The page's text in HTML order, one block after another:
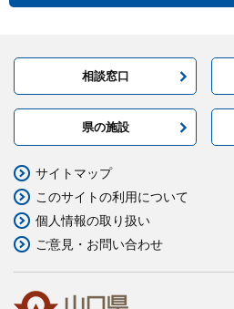
相談窓口
県の施設
サイトマップ
このサイトの利用について
個人情報の取り扱い
ご意見・お問い合わせ